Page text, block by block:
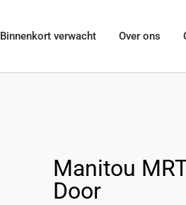
Binnenkort verwacht Over ons
Manitou
Door